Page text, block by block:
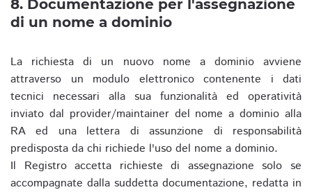
8. Documentazione per l'assegnazione
di un nome a dominio
La richiesta di un nuovo nome a dominio avviene
attraverso un modulo elettronico contenente i dati
tecnici necessari alla sua funzionalità ed operatività
inviato dal provider/maintainer del nome a dominio alla
RA ed una lettera di assunzione di responsabilità
predisposta da chi richiede l'uso del nome a dominio.
Il Registro accetta richieste di assegnazione solo se
accompagnate dalla suddetta documentazione, redatta in